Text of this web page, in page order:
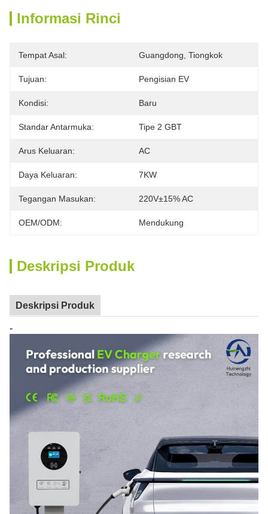
Informasi Rinci
Tempat Asal: Guangdong, Tiongkok
Tujuan: Pengisian EV
Kondisi: Baru
Standar Antarmuka: Tipe 2 GBT
Arus Keluaran: AC
Daya Keluaran: 7KW
Tegangan Masukan: 220V±15% AC
OEM/ODM: Mendukung
Deskripsi Produk
Deskripsi Produk
-